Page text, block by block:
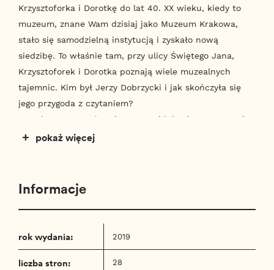
Krzysztoforka i Dorotkę do lat 40. XX wieku, kiedy to
muzeum, znane Wam dzisiaj jako Muzeum Krakowa,
stało się samodzielną instytucją i zyskało nową
siedzibę. To właśnie tam, przy ulicy Świętego Jana,
Krzysztoforek i Dorotka poznają wiele muzealnych
tajemnic. Kim był Jerzy Dobrzycki i jak skończyła się
jego przygoda z czytaniem?
Czy eksponaty… ożywają? Co znajduje się za stertami
kartonów w gabinecie dyrektora muzeum i czy
odważniki do wagi? By rozwiązać tę zagadkę, dzieci
wyruszą w tajną misję, w której będzie im towarzyszył
Przeczytajcie! Odpowiedź może Was zaskoczyć!”
pokaż więcej
Informacje
rok wydania: 2019
liczba stron: 28